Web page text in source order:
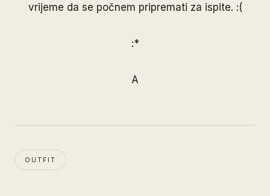
vrijeme da se počnem pripremati za ispite. :(
:*
A
OUTFIT